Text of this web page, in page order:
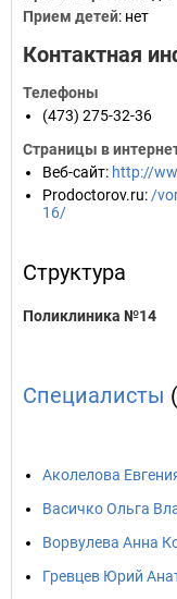
Прием детей: нет
Контактная
Телефоны
(473) 275-32-36
Страницы в
Веб-сайт: http://
Prodoctorov.ru: /
16/
Структура
Поликлиника №14
Специалисты
Аколелова
Васичко Ольга
Ворвулева Анна
Гревцев Юрий